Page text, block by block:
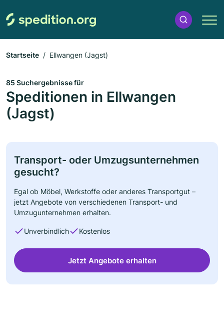
Startseite Ellwangen (Jagst)
85 Suchergebnisse für
Speditionen in Ellwangen
(Jagst)
Transport- oder Umzugsunternehmen
gesucht?
Egal ob Möbel, Werkstoffe oder anderes Transportgut –
jetzt Angebote von verschiedenen Transport- und
Umzugunternehmen erhalten.
Unverbindlich Kostenlos
Jetzt Angebote erhalten